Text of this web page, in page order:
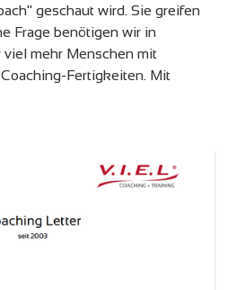
geschaut wird. Sie greifen
Frage benötigen wir in
mehr Menschen mit
Fertigkeiten. Mit